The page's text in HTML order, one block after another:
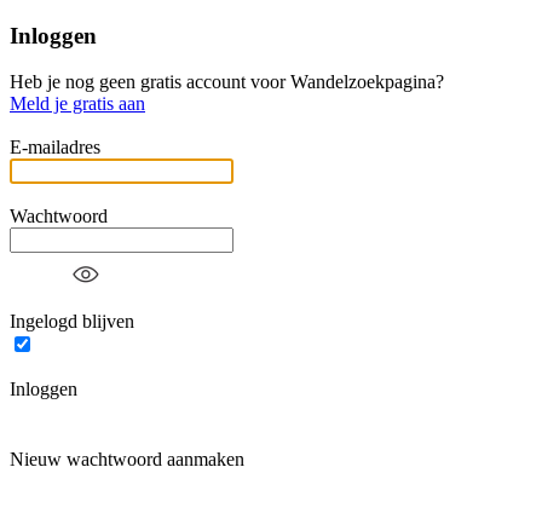
Inloggen
Heb je nog geen gratis account voor Wandelzoekpagina?
Meld je gratis aan
E-mailadres
Wachtwoord
Ingelogd blijven
Inloggen
Nieuw wachtwoord aanmaken